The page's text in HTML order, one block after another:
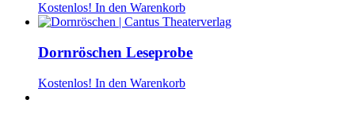
Kostenlos! In den Warenkorb
Dornröschen Leseprobe
Kostenlos! In den Warenkorb